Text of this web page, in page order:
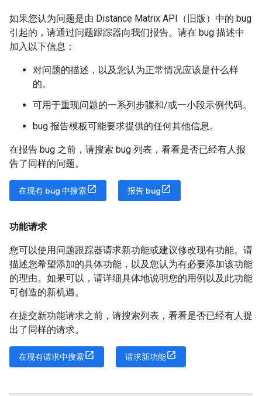
如果您认为问题是由 Distance Matrix API（旧版）中的 bug
引起的，请通过问题跟踪器向我们报告。请在 bug 描述中
加入以下信息：
对问题的描述，以及您认为正常情况应该是什么样
的。
可用于重现问题的一系列步骤和/或一小段示例代码。
bug 报告模板可能要求提供的任何其他信息。
在报告 bug 之前，请搜索 bug 列表，看看是否已经有人报
告了同样的问题。
在现有 bug 中搜索 报告 bug
功能请求
您可以使用问题跟踪器请求新功能或建议修改现有功能。请
描述您希望添加的具体功能，以及您认为有必要添加该功能
的理由。如果可以，请详细具体地说明您的用例以及此功能
可创造的新机遇。
在提交新功能请求之前，请搜索列表，看看是否已经有人提
出了同样的请求。
在现有请求中搜索 请求新功能